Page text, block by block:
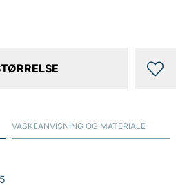
VASKEANVISNING OG MATERIALE